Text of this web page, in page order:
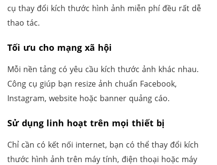
cụ thay đổi kích thước hình ảnh miễn phí đều rất dễ
thao tác.
Tối ưu cho mạng xã hội
Mỗi nền tảng có yêu cầu kích thước ảnh khác nhau.
Công cụ giúp bạn resize ảnh chuẩn Facebook,
Instagram, website hoặc banner quảng cáo.
Sử dụng linh hoạt trên mọi thiết bị
Chỉ cần có kết nối internet, bạn có thể thay đổi kích
thước hình ảnh trên máy tính, điện thoại hoặc máy